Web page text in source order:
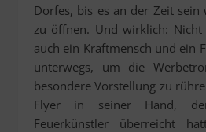
Dorfes, bis es an der Zeit sein
zu öffnen. Und wirklich: Nicht
auch ein Kraftmensch und ein
unterwegs, um die
besondere Vorstellung zu
Flyer in seiner Hand,
Feuerkünstler überreicht